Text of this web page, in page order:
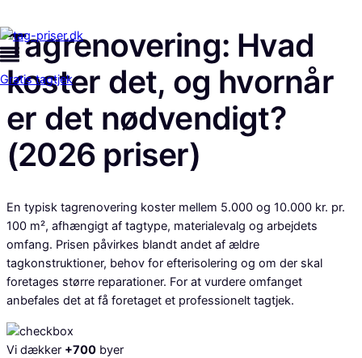
Gratis tagtjek
Tagrenovering: Hvad
koster det, og hvornår
er det nødvendigt?
(2026 priser)
En typisk tagrenovering koster mellem 5.000 og 10.000 kr. pr.
100 m², afhængigt af tagtype, materialevalg og arbejdets
omfang. Prisen påvirkes blandt andet af ældre
tagkonstruktioner, behov for efterisolering og om der skal
foretages større reparationer. For at vurdere omfanget
anbefales det at få foretaget et professionelt tagtjek.
Vi dækker +700 byer